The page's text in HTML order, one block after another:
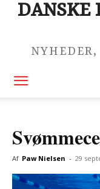
DANSKE
Af Paw Nielsen - 29